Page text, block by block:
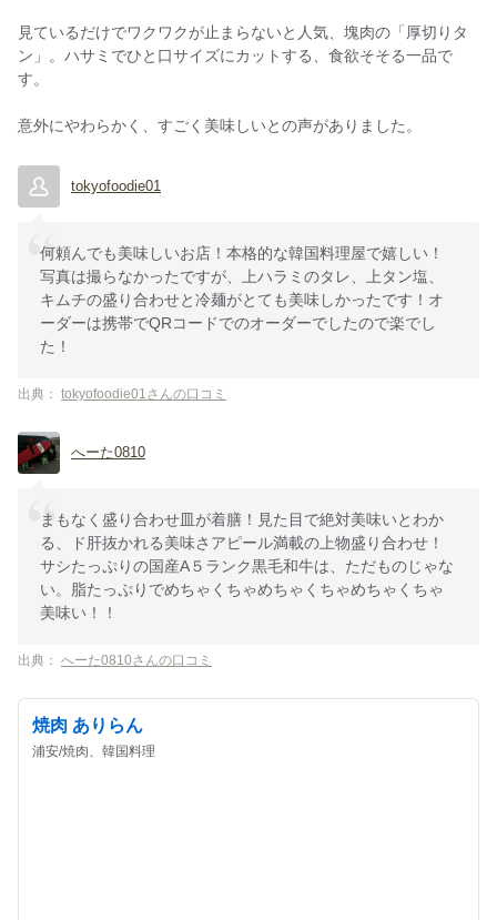
見ているだけでワクワクが止まらないと人気、塊肉の「厚切りタ
ン」。ハサミでひと口サイズにカットする、食欲そそる一品で
す。
意外にやわらかく、すごく美味しいとの声がありました。
tokyofoodie01
何頼んでも美味しいお店！本格的な韓国料理屋で嬉しい！
写真は撮らなかったですが、上ハラミのタレ、上タン塩、
キムチの盛り合わせと冷麺がとても美味しかったです！オ
ーダーは携帯でQRコードでのオーダーでしたので楽でし
た！
出典： tokyofoodie01さんの口コミ
へーた0810
まもなく盛り合わせ皿が着膳！見た目で絶対美味いとわか
る、ド肝抜かれる美味さアピール満載の上物盛り合わせ！
サシたっぷりの国産A５ランク黒毛和牛は、ただものじゃな
い。脂たっぷりでめちゃくちゃめちゃくちゃめちゃくちゃ
美味い！！
出典： へーた0810さんの口コミ
焼肉 ありらん
浦安/焼肉、韓国料理